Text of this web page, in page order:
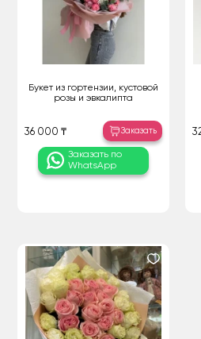
Букет из гортензии, кустовой
розы и эвкалипта
36 000 ₸ Заказать
Заказать по
WhatsApp